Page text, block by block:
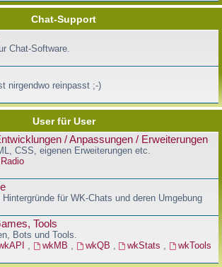
Chat-Support
Chat-Software.
nirgendwo reinpasst ;-)
User für User
/ Anpassungen / Erweiterungen
CSS, eigenen Erweiterungen etc.
Radio
für WK-Chats und deren Umgebung
Tools
Bots und Tools.
, wkMB , wkQB , wkStats ,
wkTools